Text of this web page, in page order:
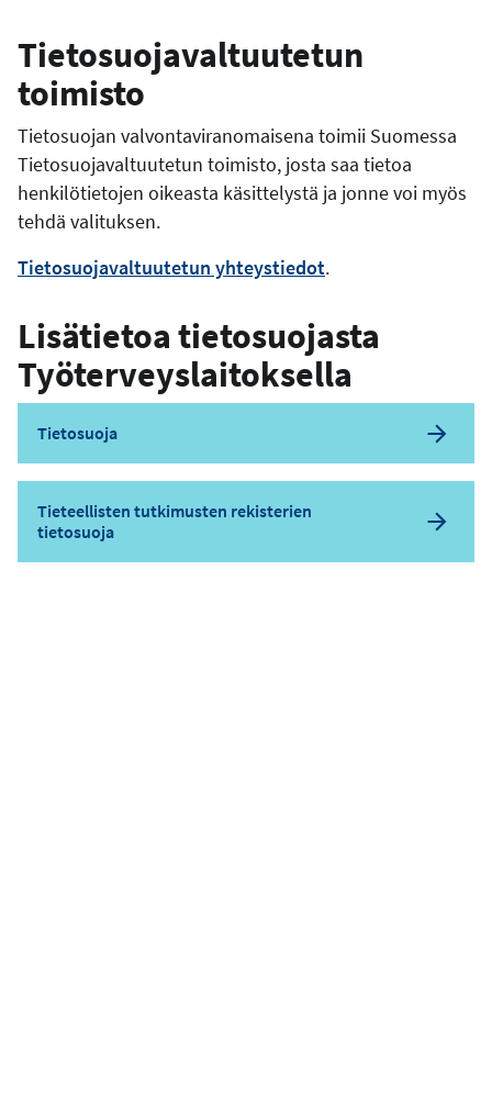
Tietosuojavaltuutetun
toimisto
Tietosuojan valvontaviranomaisena toimii Suomessa
Tietosuojavaltuutetun toimisto, josta saa tietoa
henkilötietojen oikeasta käsittelystä ja jonne voi myös
tehdä valituksen.
Tietosuojavaltuutetun yhteystiedot.
Lisätietoa tietosuojasta
Työterveyslaitoksella
Tietosuoja
Tieteellisten tutkimusten rekisterien
tietosuoja